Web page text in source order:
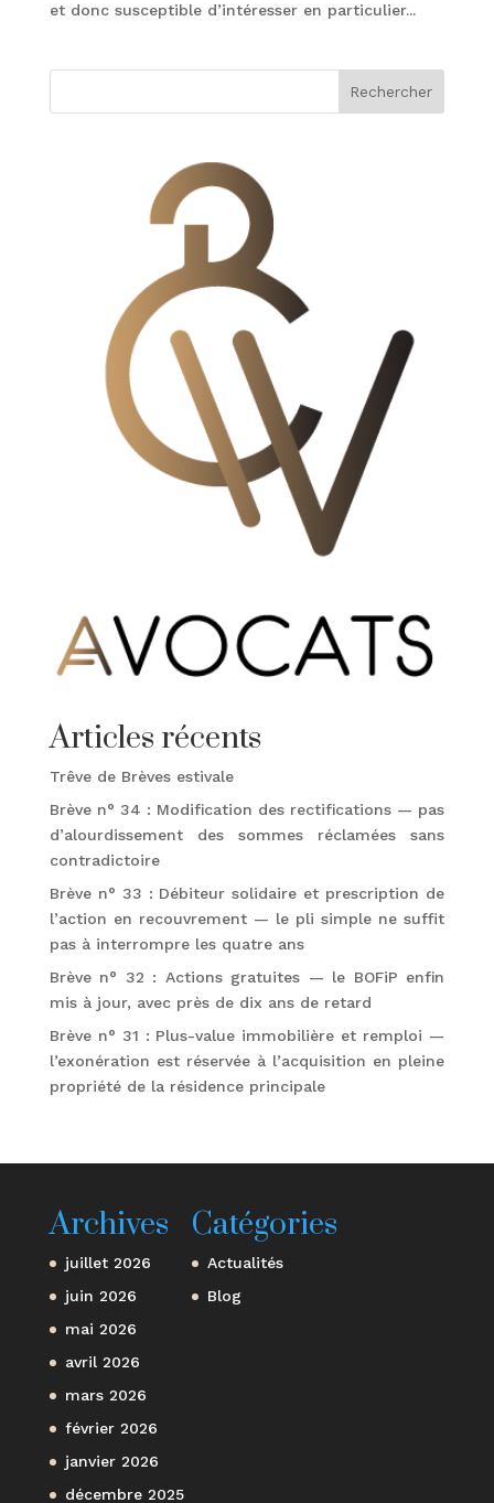
et donc susceptible d’intéresser en particulier...
Rechercher
Articles récents
Trêve de Brèves estivale
Brève n° 34 : Modification des rectifications — pas
d’alourdissement des sommes réclamées sans
contradictoire
Brève n° 33 : Débiteur solidaire et prescription de
l’action en recouvrement — le pli simple ne suffit
pas à interrompre les quatre ans
Brève n° 32 : Actions gratuites — le BOFiP enfin
mis à jour, avec près de dix ans de retard
Brève n° 31 : Plus-value immobilière et remploi —
l’exonération est réservée à l’acquisition en pleine
propriété de la résidence principale
Archives
juillet 2026
juin 2026
mai 2026
avril 2026
mars 2026
février 2026
janvier 2026
décembre 2025
Catégories
Actualités
Blog